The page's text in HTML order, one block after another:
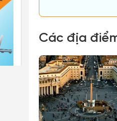
Các địa